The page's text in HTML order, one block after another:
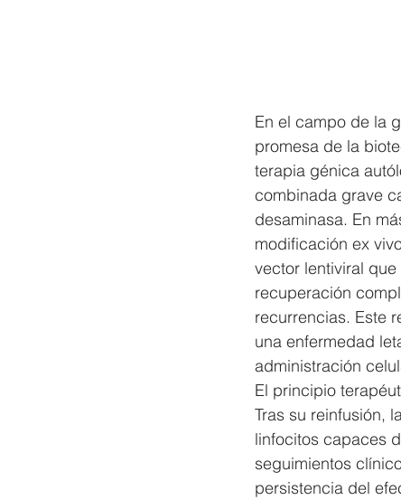
En el campo de la
promesa de la
terapia génica
combinada grave
desaminasa. En
modificación ex
vector lentiviral
recuperación
recurrencias. Este
una enfermedad
administración
El principio
Tras su reinfusión,
linfocitos capaces
seguimientos
persistencia del